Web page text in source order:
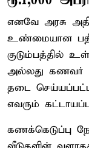
எனவே அரசு
உண்மையான
குடும்பத்தில்
அல்லது கணவர்
தடை
எவரும்
கணக்கெடுப்பு